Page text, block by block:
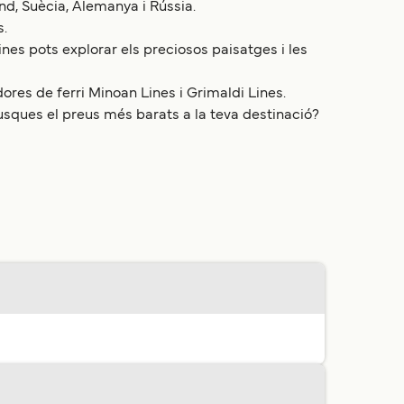
Suècia, Alemanya i Rússia.
pots explorar els preciosos paisatges i les
de ferri Minoan Lines i Grimaldi Lines.
el preus més barats a la teva destinació?